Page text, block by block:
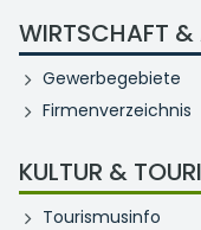
WIRTSCHAFT &
Gewerbegebiete
Firmenverzeichnis
KULTUR &
Tourismusinfo